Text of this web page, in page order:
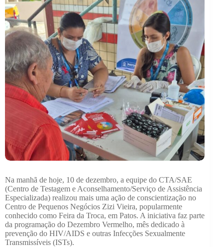
Na manhã de hoje, 10 de dezembro, a equipe do CTA/SAE
(Centro de Testagem e Aconselhamento/Serviço de Assistência
Especializada) realizou mais uma ação de conscientização no
Centro de Pequenos Negócios Zizi Vieira, popularmente
conhecido como Feira da Troca, em Patos. A iniciativa faz parte
da programação do Dezembro Vermelho, mês dedicado à
prevenção do HIV/AIDS e outras Infecções Sexualmente
Transmissíveis (ISTs).